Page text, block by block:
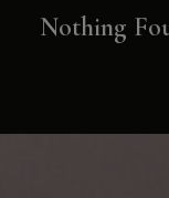
Nothing